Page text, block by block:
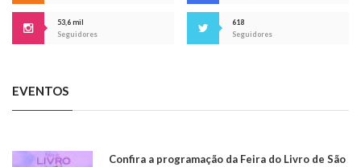
53,6 mil
Seguidores
618
Seguidores
EVENTOS
Confira a programação da Feira do Livro de São